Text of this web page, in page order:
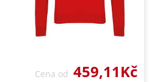
Cena od 459,11Kč